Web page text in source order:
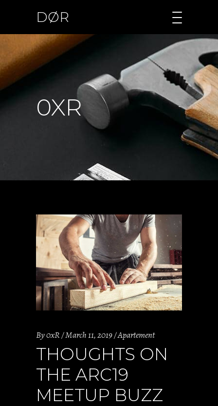
DØR
0XR
By0xR March 11, 2019 Apartement
THOUGHTS ON
THE ARC19
MEETUP BUZZ